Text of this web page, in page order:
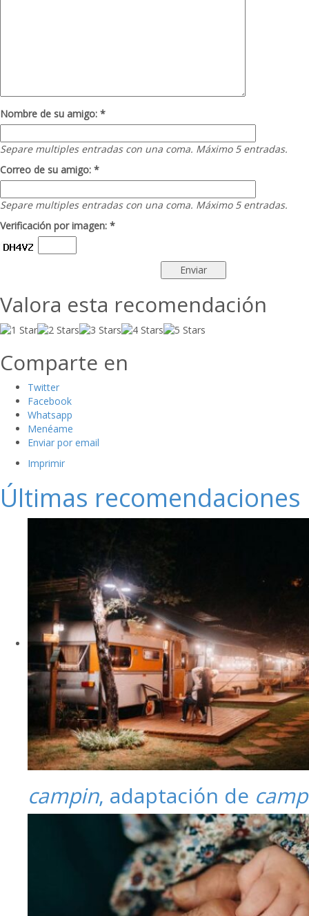
Nombre de su amigo: *
Separe multiples entradas con una coma. Máximo 5 entradas.
Correo de su amigo: *
Separe multiples entradas con una coma. Máximo 5 entradas.
Verificación por imagen: *
Valora esta recomendación
Comparte en
Twitter
Facebook
Whatsapp
Menéame
Enviar por email
Imprimir
Últimas recomendaciones
campin, adaptación de